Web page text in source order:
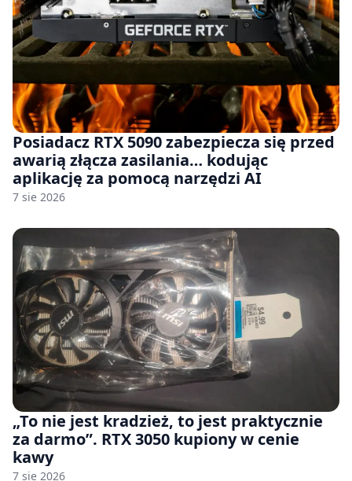
Posiadacz RTX 5090 zabezpiecza się przed
awarią złącza zasilania… kodując
aplikację za pomocą narzędzi AI
7 sie 2026
„To nie jest kradzież, to jest praktycznie
za darmo”. RTX 3050 kupiony w cenie
kawy
7 sie 2026